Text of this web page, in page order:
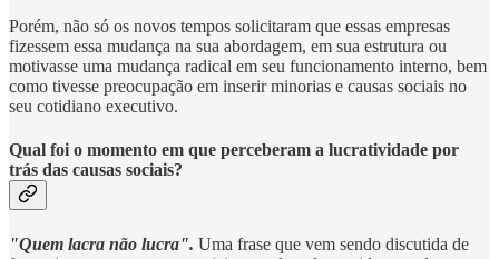
Porém, não só os novos tempos solicitaram que essas empresas
fizessem essa mudança na sua abordagem, em sua estrutura ou
motivasse uma mudança radical em seu funcionamento interno, bem
como tivesse preocupação em inserir minorias e causas sociais no
seu cotidiano executivo.
Qual foi o momento em que perceberam a lucratividade por
trás das causas sociais?
"Quem lacra não lucra". Uma frase que vem sendo discutida de